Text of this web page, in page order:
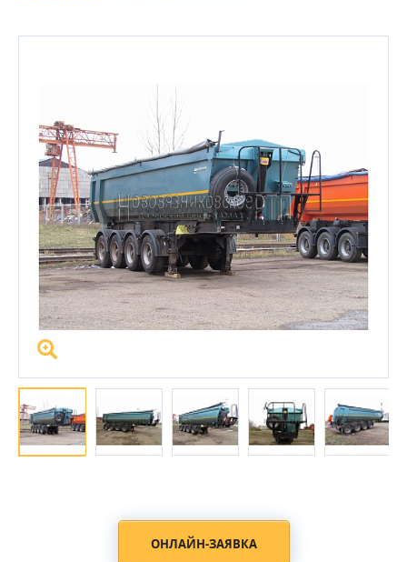
РЕМОНТ ДВИГАТЕЛЕЙ КАМАЗ
ФИНАНСОВЫЙ СЕРВИС
ФОТОГАЛЕРЕЯ
КОНТАКТНАЯ ИНФОРМАЦИЯ
ОНЛАЙН-ЗАЯВКА